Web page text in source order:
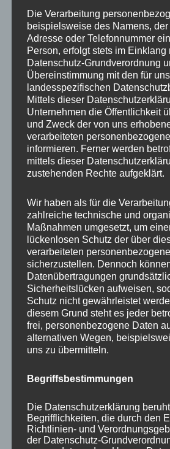
MP Mario Porten
Beratung
Training
Coaching
Impulsvorträge
NEWS ABONNIEREN?
Your email:
KATEGORIEN
Aktuelles vom MP
Allgemein
Impulse zur persönlichen
Naturfoto-Blog
Die Verarbeitung
beispielsweise des Namens,
Adresse oder Telefonnummer
Person, erfolgt stets im Einklang
Datenschutz-Grundverordnung
Übereinstimmung mit den für
landesspezifischen
Mittels dieser
Unternehmen die Öffentlichkeit
und Zweck der von uns
verarbeiteten
informieren. Ferner werden
mittels dieser
zustehenden Rechte aufgeklärt.
Wir haben als für die
zahlreiche technische und
Maßnahmen umgesetzt, um
lückenlosen Schutz der über
verarbeiteten
sicherzustellen. Dennoch
Datenübertragungen
Sicherheitslücken aufweisen,
Schutz nicht gewährleistet
diesem Grund steht es jeder
frei, personenbezogene Daten
alternativen Wegen,
uns zu übermitteln.
Begriffsbestimmungen
Die Datenschutzerklärung
Begrifflichkeiten, die durch den
Richtlinien- und
der Datenschutz-